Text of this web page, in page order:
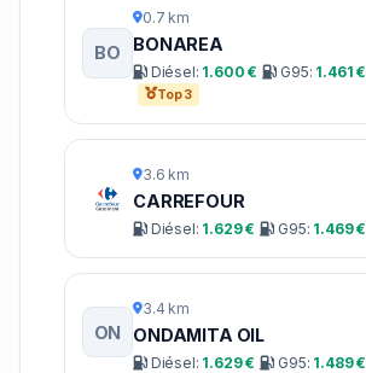
BO
0.7 km
BONAREA
Diésel: 1.600 € G95: 1.461 €
Top 3
3.6 km
CARREFOUR
Diésel: 1.629 € G95: 1.469 €
ON
3.4 km
ONDAMITA OIL
Diésel: 1.629 € G95: 1.489 €